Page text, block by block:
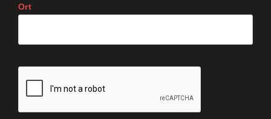
Ort